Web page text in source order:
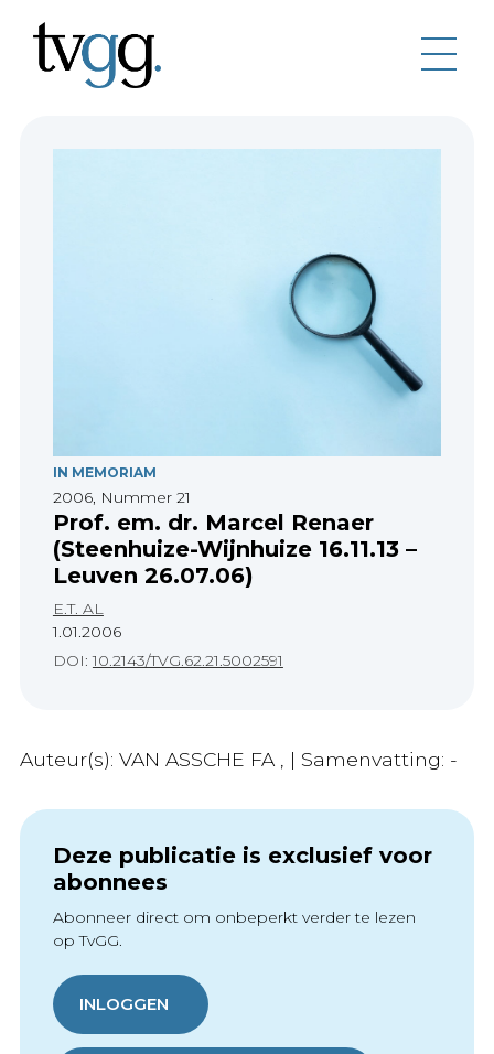
IN MEMORIAM
2006, Nummer 21
Prof. em. dr. Marcel Renaer
(Steenhuize-Wijnhuize 16.11.13 –
Leuven 26.07.06)
E.T. AL
1.01.2006
DOI:10.2143/TVG.62.21.5002591
Auteur(s): VAN ASSCHE FA , | Samenvatting: -
Deze publicatie is exclusief voor
abonnees
Abonneer direct om onbeperkt verder te lezen
op TvGG.
INLOGGEN